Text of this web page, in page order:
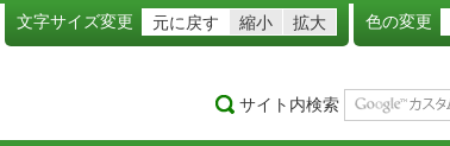
文字サイズ変更 元に戻す 縮小 拡大 色の変更
サイト内検索